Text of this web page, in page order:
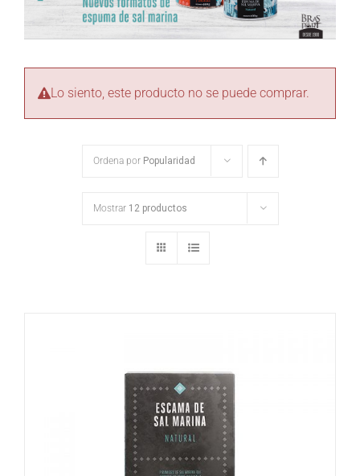
Lo siento, este producto no se puede comprar.
Ordena por Popularidad
Mostrar 12 productos